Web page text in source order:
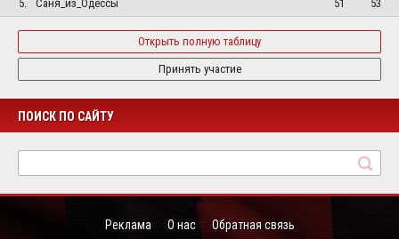
5.
Саня_из_Одессы 51 53
Открыть полную таблицу
Принять участие
ПОИСК ПО САЙТУ
Реклама О нас Обратная связь